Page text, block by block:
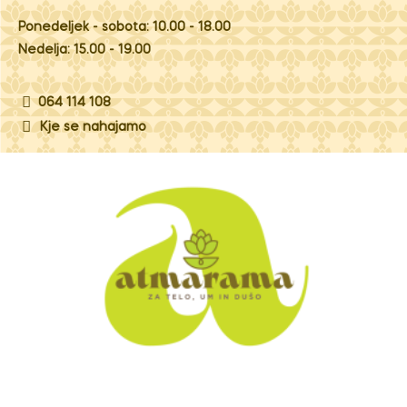
Ponedeljek - sobota: 10.00 - 18.00
Nedelja: 15.00 - 19.00
064 114 108
Kje se nahajamo